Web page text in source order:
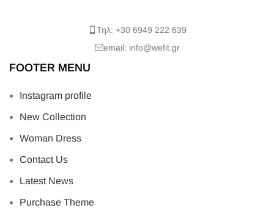
Τηλ: +30 6949 222 639
email: info@wefit.gr
FOOTER MENU
Instagram profile
New Collection
Woman Dress
Contact Us
Latest News
Purchase Theme